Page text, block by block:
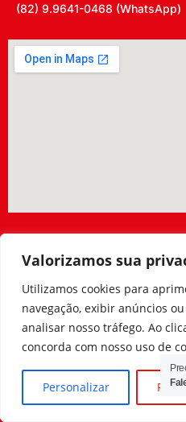
Valorizamos sua
Utilizamos cookies para
navegação, exibir anúncios
analisar nosso tráfego. Ao
concorda com nosso uso de
Personalizar
(82) 9.9641-0468 (WhatsApp)
Rua Pedro Barbosa, 99 – São
Contato:
(82) 3333.3333
(82) 9.9641-0466 (WhatsApp)